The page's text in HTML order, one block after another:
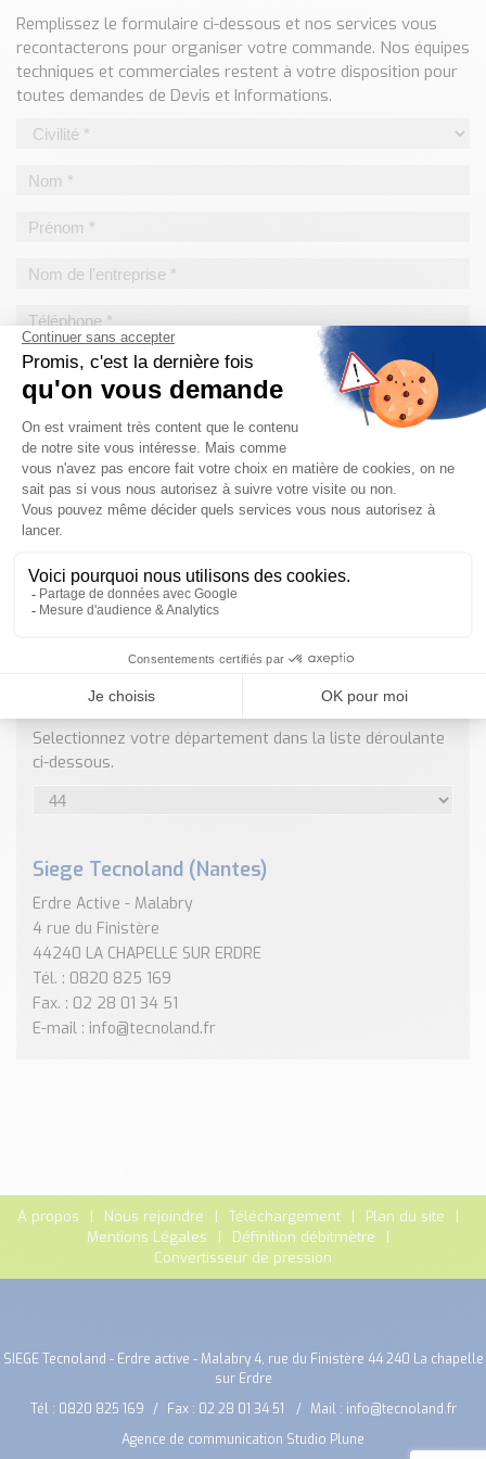
Classé par marque
ENDRESS+HAUSER
SICK
SCHMERSAL
IDEM SAFETY
Téléchargement (Logiciels, Documents,..)
Convertisseur de pression
Formulaire Débitmètre
Calculateur maintien en température
Calculateur Chauffage/Liquide/Gaz
Blog
Nos Réalisations
Conseils et Actualités
brasseries
Devis, Tarifs, Renseignements techniques
Remplissez le formulaire ci-dessous et nos services vous
recontacterons pour organiser votre commande. Nos équipes
techniques et commerciales restent à votre disposition pour
toutes demandes de Devis et Informations.
NOS COORDONNÉES
Selectionnez votre département dans la liste déroulante
ci-dessous.
Siege Tecnoland (Nantes)
Erdre Active - Malabry
4 rue du Finistère
44240 LA CHAPELLE SUR ERDRE
Tél. : 0820 825 169
Fax. : 02 28 01 34 51
E-mail : info@tecnoland.fr
A propos Nous rejoindre Téléchargement
Plan du site
Mentions Légales
Définition débitmètre
Convertisseur de pression
SIEGE Tecnoland - Erdre active - Malabry 4, rue du Finistère 44 240 La chapelle
sur Erdre
Tél : 0820 825 169 Fax : 02 28 01 34 51 Mail : info@tecnoland.fr
Agence de communication Studio Plune